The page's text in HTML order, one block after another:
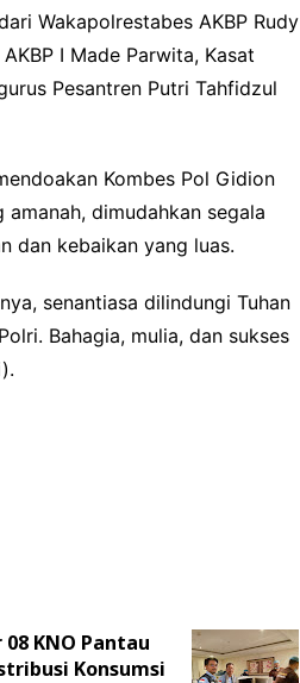
Wakapolrestabes AKBP Rudy
I Made Parwita, Kasat
Pesantren Putri Tahfidzul
Kombes Pol Gidion
dimudahkan segala
dan kebaikan yang luas.
senantiasa dilindungi Tuhan
Bahagia, mulia, dan sukses
KNO Pantau
Konsumsi